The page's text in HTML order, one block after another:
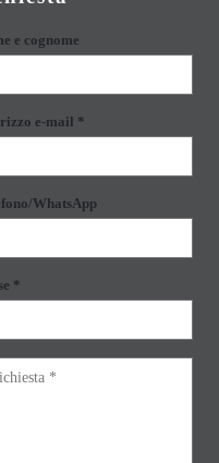
e cognome
e-mail *
WhatsApp
*